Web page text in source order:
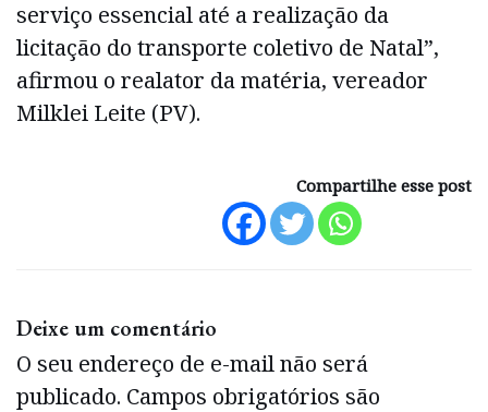
serviço essencial até a realização da
licitação do transporte coletivo de Natal”,
afirmou o realator da matéria, vereador
Milklei Leite (PV).
Compartilhe esse post
Deixe um comentário
O seu endereço de e-mail não será
publicado. Campos obrigatórios são